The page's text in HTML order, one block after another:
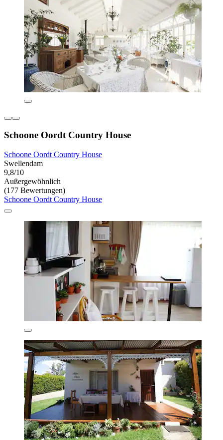
Schoone Oordt Country House
Schoone Oordt Country House
Swellendam
9,8/10
Außergewöhnlich
(177 Bewertungen)
Schoone Oordt Country House